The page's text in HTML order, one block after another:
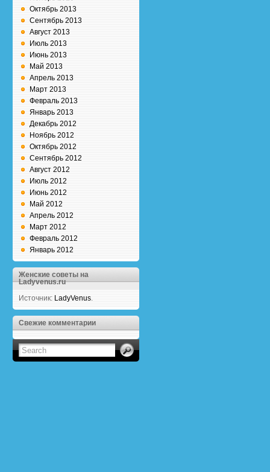
Октябрь 2013
Сентябрь 2013
Август 2013
Июль 2013
Июнь 2013
Май 2013
Апрель 2013
Март 2013
Февраль 2013
Январь 2013
Декабрь 2012
Ноябрь 2012
Октябрь 2012
Сентябрь 2012
Август 2012
Июль 2012
Июнь 2012
Май 2012
Апрель 2012
Март 2012
Февраль 2012
Январь 2012
Женские советы на
Ladyvenus.ru
Источник: LadyVenus.
Свежие комментарии